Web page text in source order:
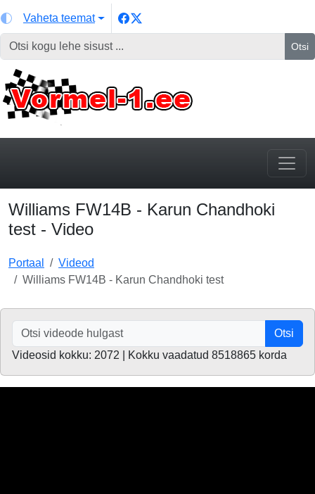
Vaheta teemat
Otsi
Williams FW14B - Karun Chandhoki
test - Video
Portaal
Videod
Williams FW14B - Karun Chandhoki test
Otsi
Videosid kokku: 2072 | Kokku vaadatud 8518865 korda